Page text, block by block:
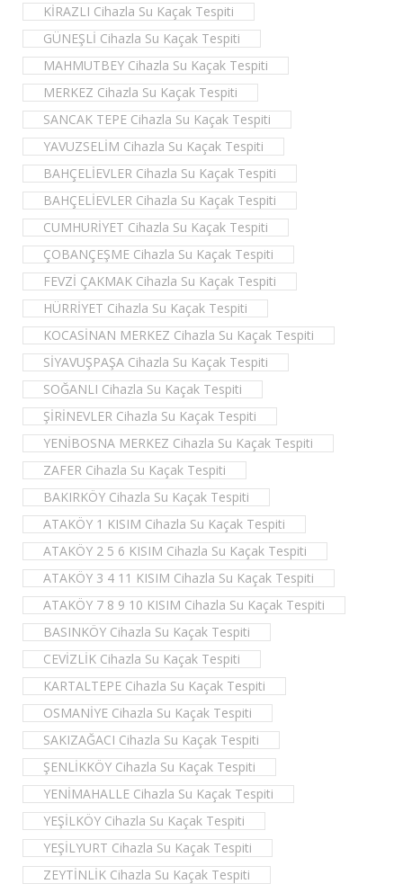
KİRAZLI Cihazla Su Kaçak Tespiti
GÜNEŞLİ Cihazla Su Kaçak Tespiti
MAHMUTBEY Cihazla Su Kaçak Tespiti
MERKEZ Cihazla Su Kaçak Tespiti
SANCAK TEPE Cihazla Su Kaçak Tespiti
YAVUZSELİM Cihazla Su Kaçak Tespiti
BAHÇELİEVLER Cihazla Su Kaçak Tespiti
BAHÇELİEVLER Cihazla Su Kaçak Tespiti
CUMHURİYET Cihazla Su Kaçak Tespiti
ÇOBANÇEŞME Cihazla Su Kaçak Tespiti
FEVZİ ÇAKMAK Cihazla Su Kaçak Tespiti
HÜRRİYET Cihazla Su Kaçak Tespiti
KOCASİNAN MERKEZ Cihazla Su Kaçak Tespiti
SİYAVUŞPAŞA Cihazla Su Kaçak Tespiti
SOĞANLI Cihazla Su Kaçak Tespiti
ŞİRİNEVLER Cihazla Su Kaçak Tespiti
YENİBOSNA MERKEZ Cihazla Su Kaçak Tespiti
ZAFER Cihazla Su Kaçak Tespiti
BAKIRKÖY Cihazla Su Kaçak Tespiti
ATAKÖY 1 KISIM Cihazla Su Kaçak Tespiti
ATAKÖY 2 5 6 KISIM Cihazla Su Kaçak Tespiti
ATAKÖY 3 4 11 KISIM Cihazla Su Kaçak Tespiti
ATAKÖY 7 8 9 10 KISIM Cihazla Su Kaçak Tespiti
BASINKÖY Cihazla Su Kaçak Tespiti
CEVİZLİK Cihazla Su Kaçak Tespiti
KARTALTEPE Cihazla Su Kaçak Tespiti
OSMANİYE Cihazla Su Kaçak Tespiti
SAKIZAĞACI Cihazla Su Kaçak Tespiti
ŞENLİKKÖY Cihazla Su Kaçak Tespiti
YENİMAHALLE Cihazla Su Kaçak Tespiti
YEŞİLKÖY Cihazla Su Kaçak Tespiti
YEŞİLYURT Cihazla Su Kaçak Tespiti
ZEYTİNLİK Cihazla Su Kaçak Tespiti